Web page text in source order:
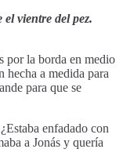
vientre del pez.
por la borda en medio
hecha a medida para
para que se
enfadado con
a Jonás y quería